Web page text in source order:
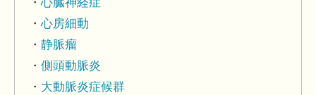
心房細動
静脈瘤
側頭動脈炎
大動脈炎症候群